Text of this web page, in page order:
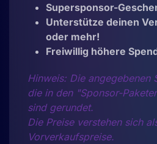
Supersponsor-
Unterstütze deinen
oder mehr!
Freiwillig höhere
Hinweis: Die angegebenen
die in den "Sponsor-
sind gerundet.
Die Preise verstehen sich
Vorverkaufspreise.